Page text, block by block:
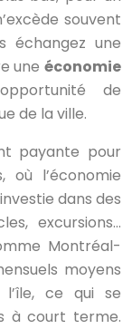
souvent
échangez une
une économie
de
de la ville.
payante pour
où l’économie
dans des
excursions…
Montréal-
moyens
ce qui se
à court terme.